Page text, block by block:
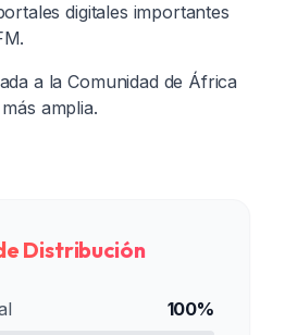
digitales importantes
a la Comunidad de África
amplia.
Distribución
100%